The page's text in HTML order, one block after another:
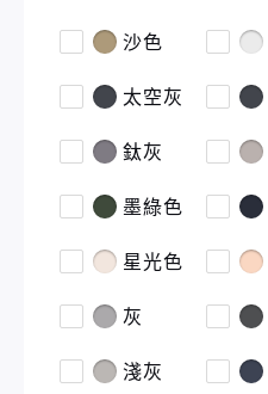
沙色
太空灰
鈦灰
墨綠色
星光色
灰
淺灰